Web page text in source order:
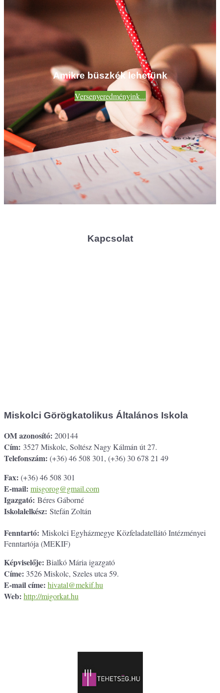
Amikre büszkék lehetünk
Versenyeredményink...
Kapcsolat
Miskolci Görögkatolikus Általános Iskola
OM azonosító: 200144
Cím: 3527 Miskolc, Soltész Nagy Kálmán út 27.
Telefonszám: (+36) 46 508 301, (+36) 30 678 21 49
Fax: (+36) 46 508 301
E-mail: misgorog@gmail.com
Igazgató: Béres Gáborné
Iskolalelkész: Stefán Zoltán
Fenntartó: Miskolci Egyházmegye Közfeladatellátó Intézményei
Fenntartója (MEKIF)
Képviselője: Bialkó Mária igazgató
Címe: 3526 Miskolc, Szeles utca 59.
E-mail címe: hivatal@mekif.hu
Web: http://migorkat.hu